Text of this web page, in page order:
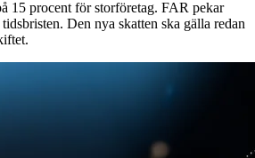
15 procent för storföretag. FAR pekar
Den nya skatten ska gälla redan